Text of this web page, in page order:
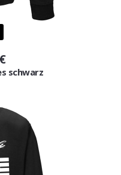
schwarz